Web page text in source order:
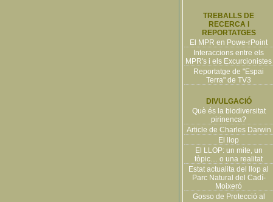
TREBALLS DE
RECERCA I
REPORTATGES
El MPR en Powe-rPoint
Interaccions entre els
MPR's i els Excurcionistes
Reportatge de "Espai
Terra" de TV3
DIVULGACIÓ
Què és la biodiversitat
pirinenca?
Article de Charles Darwin
El llop
El LLOP: un mite, un
tòpic… o una realitat
Estat actualita del llop al
Parc Natural del Cadí-
Moixeró
Gosso de Protecció al